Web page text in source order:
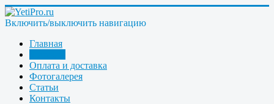
Включить/выключить навигацию
Главная
Оплата и доставка
Фотогалерея
Статьи
Контакты